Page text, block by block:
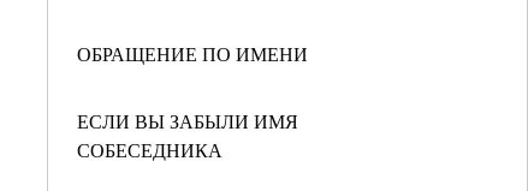
ОБРАЩЕНИЕ ПО ИМЕНИ
ЕСЛИ ВЫ ЗАБЫЛИ ИМЯ
СОБЕСЕДНИКА